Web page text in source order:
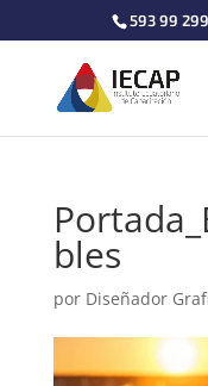
593 99
bles
por Diseñador